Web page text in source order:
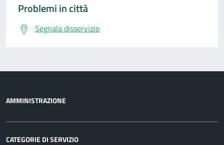
Problemi in città
Segnala disservizio
AMMINISTRAZIONE
CATEGORIE DI SERVIZIO